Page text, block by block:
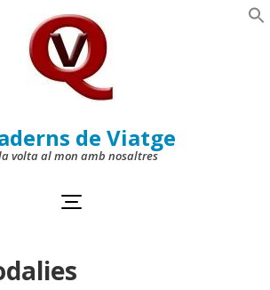
de Viatge
volta al mon amb nosaltres